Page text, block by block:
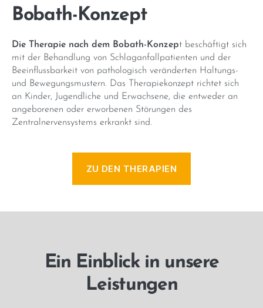
Bobath-Konzept
Die Therapie nach dem Bobath-Konzept beschäftigt sich
mit der Behandlung von Schlaganfallpatienten und der
Beeinflussbarkeit von pathologisch veränderten Haltungs-
und Bewegungsmustern. Das Therapiekonzept richtet sich
an Kinder, Jugendliche und Erwachsene, die entweder an
angeborenen oder erworbenen Störungen des
Zentralnervensystems erkrankt sind.
ZU DEN THERAPIEN
Ein Einblick in unsere
Leistungen